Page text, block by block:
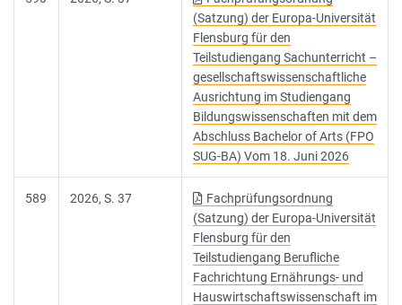
(Satzung) der Europa-Universität
Flensburg für den
Teilstudiengang Sachunterricht –
gesellschaftswissenschaftliche
Ausrichtung im Studiengang
Bildungswissenschaften mit dem
Abschluss Bachelor of Arts (FPO
SUG-BA) Vom 18. Juni 2026
589 2026, S. 37
Fachprüfungsordnung
(Satzung) der Europa-Universität
Flensburg für den
Teilstudiengang Berufliche
Fachrichtung Ernährungs- und
Hauswirtschaftswissenschaft im